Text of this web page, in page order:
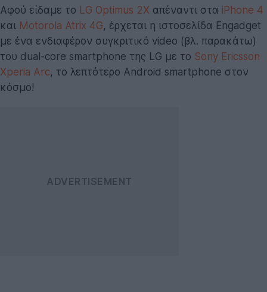
Αφού είδαμε το LG Optimus 2X απέναντι στα iPhone 4
και Motorola Atrix 4G, έρχεται η ιστοσελίδα Engadget
με ένα ενδιαφέρον συγκριτικό video (βλ. παρακάτω)
του dual-core smartphone της LG με το Sony Ericsson
Xperia Arc, το λεπτότερο Android smartphone στον
κόσμο!